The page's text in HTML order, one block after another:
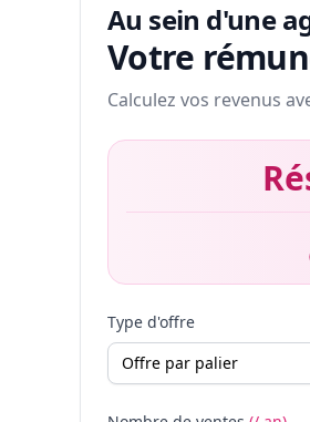
Au sein d'une
Votre
Calculez vos revenus
Type d'offre